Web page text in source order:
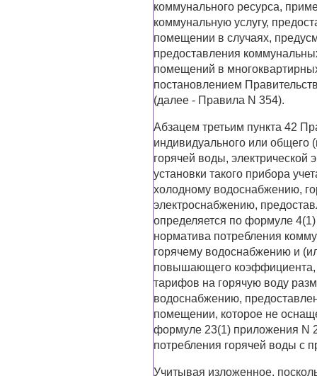
коммунального ресурса,
коммунальную услугу,
помещении в случаях,
предоставления
помещений в
постановлением
(далее - Правила N 354).
Абзацем третьим пункта 42
индивидуального или общего
горячей воды, электрической
установки такого прибора
холодному водоснабжению,
электроснабжению,
определяется по формуле
норматива потребления
горячему водоснабжению и
повышающего коэффициента,
тарифов на горячую воду
водоснабжению,
помещении, которое не
формуле 23(1) приложения N
потребления горячей воды
Учитывая изложенное,